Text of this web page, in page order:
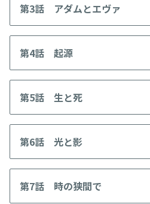
第3話 アダムとエヴァ
第4話 起源
第5話 生と死
第6話 光と影
第7話 時の狭間で